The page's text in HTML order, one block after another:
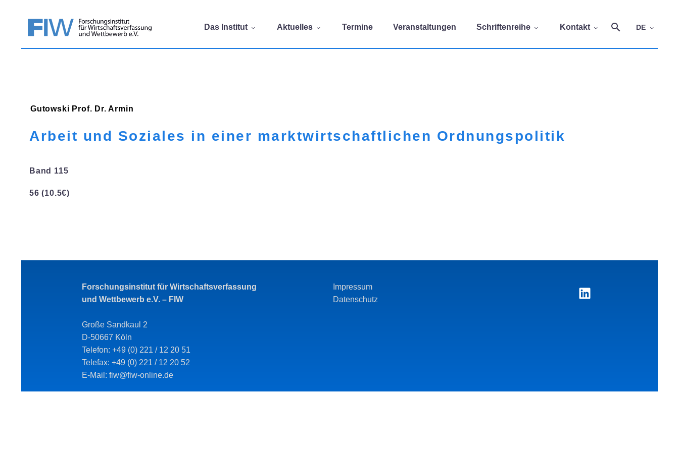
Das Institut Aktuelles Termine Veranstaltungen Schriftenreihe Kontakt DE
Gutowski Prof. Dr. Armin
Arbeit und Soziales in einer marktwirtschaftlichen Ordnungspolitik
Band 115
56 (10.5€)
Forschungsinstitut für Wirtschaftsverfassung
und Wettbewerb e.V. – FIW
Große Sandkaul 2
D-50667 Köln
Telefon: +49 (0) 221 / 12 20 51
Telefax: +49 (0) 221 / 12 20 52
E-Mail: fiw@fiw-online.de
Impressum
Datenschutz